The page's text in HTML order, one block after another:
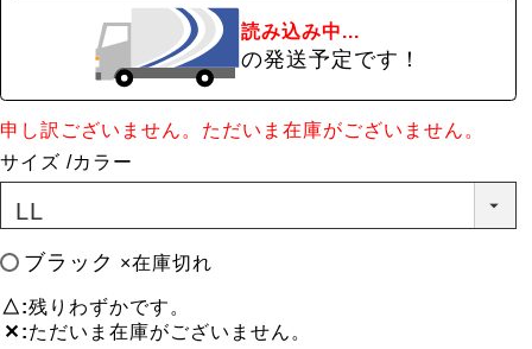
読み込み中...
の発送予定です！
申し訳ございません。ただいま在庫がございません。
サイズ
カラー
ブラック ×在庫切れ
△ 残りわずかです。
✕ ただいま在庫がございません。